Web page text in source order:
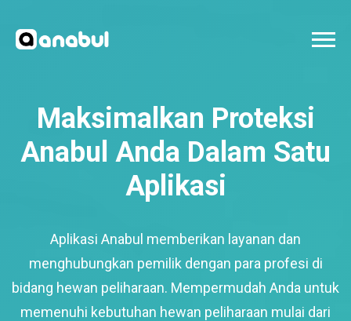
Maksimalkan Proteksi
Anabul Anda Dalam Satu
Aplikasi
Aplikasi Anabul memberikan layanan dan
menghubungkan pemilik dengan para profesi di
bidang hewan peliharaan. Mempermudah Anda untuk
memenuhi kebutuhan hewan peliharaan mulai dari